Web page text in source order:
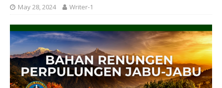
May 28, 2024 Writer-1